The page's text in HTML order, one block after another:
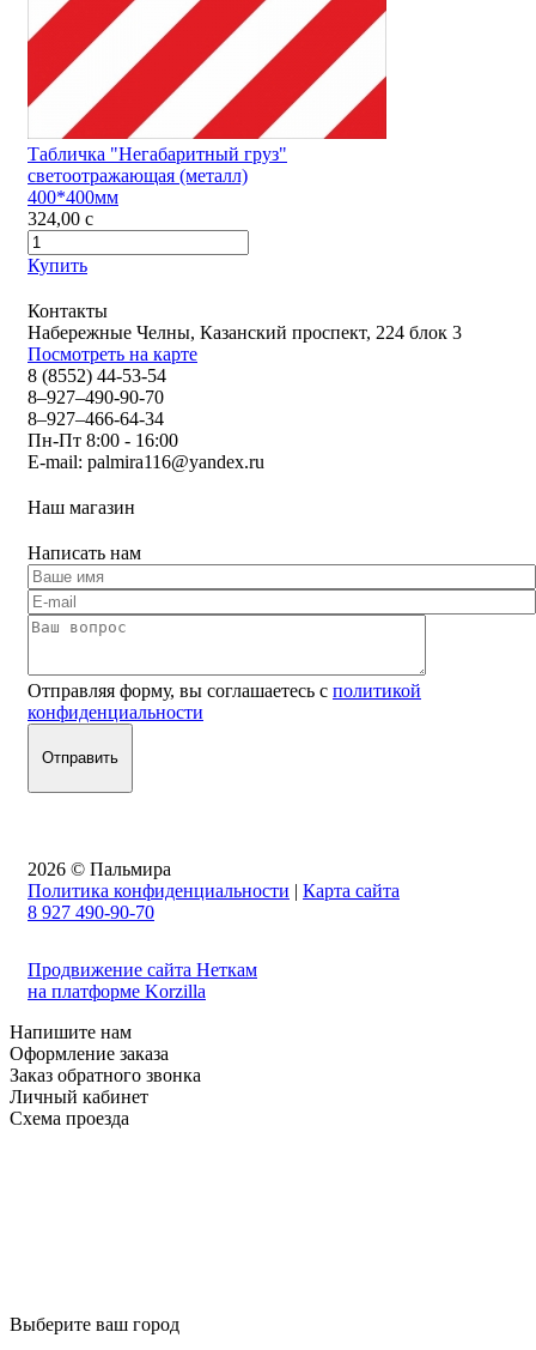
Табличка "Негабаритный груз"
светоотражающая (металл)
400*400мм
324,00 c
Купить
Контакты
Набережные Челны, Казанский проспект, 224 блок 3
Посмотреть на карте
8 (8552) 44-53-54
8–927–490-90-70
8–927–466-64-34
Пн-Пт 8:00 - 16:00
E-mail: palmira116@yandex.ru
Наш магазин
Написать нам
Отправляя форму, вы соглашаетесь с политикой
конфиденциальности
2026 © Пальмира
Политика конфиденциальности | Карта сайта
8 927 490-90-70
Продвижение сайта Неткам
на платформе Korzilla
Напишите нам
Оформление заказа
Заказ обратного звонка
Личный кабинет
Схема проезда
Выберите ваш город